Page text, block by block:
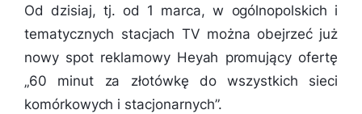
Od dzisiaj, tj. od 1 marca, w ogólnopolskich i
tematycznych stacjach TV można obejrzeć już
nowy spot reklamowy Heyah promujący ofertę
„60 minut za złotówkę do wszystkich sieci
komórkowych i stacjonarnych”.